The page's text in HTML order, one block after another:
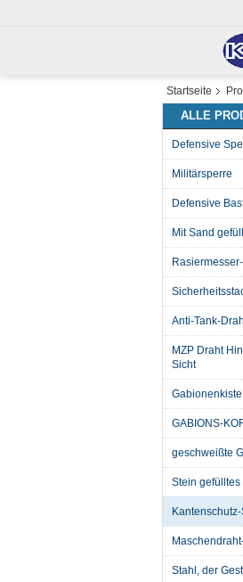
Startseite
ALLE
Defensive
Militärsperre
Defensive
Mit Sand
Anti-Tank-
MZP Draht
Sicht
Gabionenkiste
GABIONS-
geschweißte
Stein gefülltes
Stahl, der